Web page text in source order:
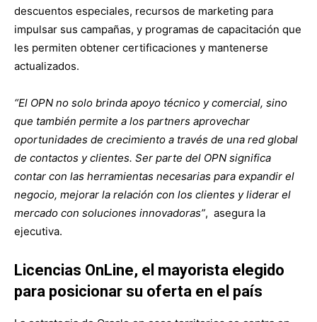
descuentos especiales, recursos de marketing para
impulsar sus campañas, y programas de capacitación que
les permiten obtener certificaciones y mantenerse
actualizados.
“El OPN no solo brinda apoyo técnico y comercial, sino
que también permite a los partners aprovechar
oportunidades de crecimiento a través de una red global
de contactos y clientes. Ser parte del OPN significa
contar con las herramientas necesarias para expandir el
negocio, mejorar la relación con los clientes y liderar el
mercado con soluciones innovadoras”, asegura la
ejecutiva.
Licencias OnLine, el mayorista elegido
para posicionar su oferta en el país